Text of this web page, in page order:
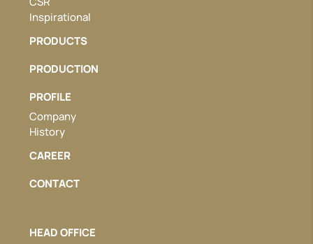
Inspirational
PRODUCTS
PRODUCTION
PROFILE
Company
History
CAREER
CONTACT
HEAD OFFICE